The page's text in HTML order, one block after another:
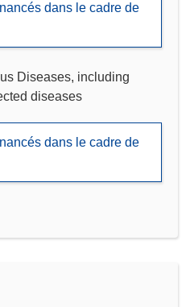
dans le cadre de
Diseases, including
diseases
dans le cadre de